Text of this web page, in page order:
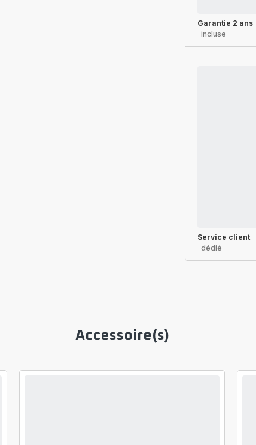
Garantie 2 ans
incluse
Service client
dédié
Accessoire(s)